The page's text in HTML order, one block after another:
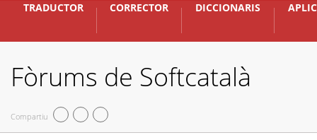
TRADUCTOR CORRECTOR DICCIONARIS
Fòrums de Softcatalà
Compartiu